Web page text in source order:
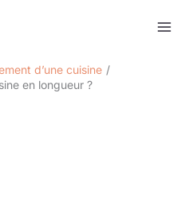
d’une cuisine
en longueur ?